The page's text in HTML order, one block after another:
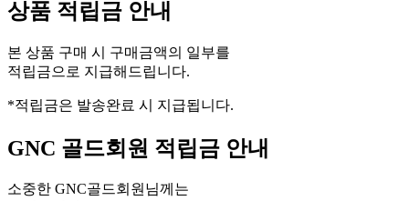
상품 적립금 안내
본 상품 구매 시 구매금액의 일부를
적립금으로 지급해드립니다.
*적립금은 발송완료 시 지급됩니다.
GNC 골드회원 적립금 안내
소중한 GNC골드회원님께는